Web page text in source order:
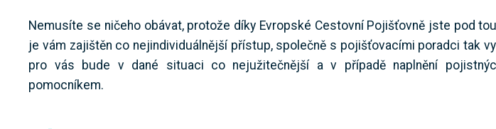
Nemusíte se ničeho obávat, protože díky Evropské Cestovní Pojišťovně jste pod
je vám zajištěn co nejindividuálnější přístup, společně s pojišťovacími poradci tak
pro vás bude v dané situaci co nejužitečnější a v případě naplnění
pomocníkem.